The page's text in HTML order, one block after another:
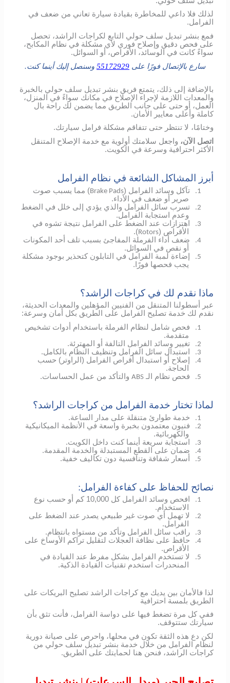
لذلك فلا داعي للمخاطرة بقيادة سيارة تعاني من ضعف في
الفرامل.
فمع بنشر تبديل سلف حولي التابع لكراجات الراشد، تحصل
على فحص دقيق وإصلاح فوري لأي مشكلة في نظام المكابح،
سواءً كانت في الوسائد، الأقراص، أو السوائل.
سارع بالإتصال فورًا على 55172929 وسنصل إليك أينما كنت.
بالإضافة إلى ذلك، يتمتع فريق بنشر تبديل سلف حولي بالخبرة
والمعدات اللازمة لإجراء الإصلاح في مكانك سواءً في المنزل،
العمل، أو حتى على جانب الطريق مما يضمن لك راحة بال
كاملة وأعلى معايير الأمان.
وختامًا، لا تنتظر حتى تتفاقم مشكلة فرامل سيارتك.
اتصل الآن، واجعل سلامتك أولوية مع خدمة الإصلاح المتنقل
الأكثر احترافية وسرعة في الكويت.
أبرز المشاكل الشائعة في نظام الفرامل
1. تآكل وسائد الفرامل (Brake Pads) مما يسبب صوت
صرير أو ضعف في الأداء.
2.
تسرب سائل الفرامل والذي يؤدي إلى خلل في الضغط
وعدم استجابة الفرامل.
3.
اهتزازات عند الضغط على الفرامل نتيجة تشوه في
الأقراص (Rotors
).
4.
ضعف أداء الفرملة المفاجئ بسبب تلف أحد المكونات
أو نقص في السوائل.
5.
إضاءة لمبة الفرامل في التابلون كتحذير بوجود مشكلة
يجب فحصها فورًا.
ماذا نقدم لك في كراجات الراشد؟
عبر أسطولنا المتنقل من الفنيين المؤهلين والمعدات الحديثة،
نقدم لك خدمة تصليح الفرامل على الطريق بكل أمان وسرعة:
1.
فحص شامل لنظام الفرملة باستخدام أدوات تشخيص
متقدمة.
2. تغيير وسائد الفرامل التالفة أو المهترئة.
3. استبدال سائل الفرامل وتنظيف النظام بالكامل.
4.
إصلاح أو استبدال أقراص الفرامل (الراوتر) حسب
الحاجة.
5. فحص نظام الـABS والتأكد من عمل الحساسات.
لماذا تختار خدمة الفرامل من كراجات الراشد؟
1. خدمة طوارئ متنقلة على مدار الساعة.
2.
فنيون معتمدون بخبرة واسعة في الأنظمة الميكانيكية
والكهربائية.
3. استجابة سريعة أينما كنت داخل الكويت.
4. ضمان على القطع المستبدلة والخدمة المقدمة.
5. أسعار شفافة وتنافسية دون تكاليف خفية.
نصائح للحفاظ على كفاءة الفرامل:
1.
افحص وسائد الفرامل كل 10,000 كم أو حسب نوع
الاستخدام.
2.
لا تهمل أي صوت غير طبيعي يصدر عند الضغط على
الفرامل.
3. راقب سائل الفرامل وتأكد من مستواه بانتظام.
4.
حافظ على نظافة العجلات لتقليل تراكم الأوساخ على
الأقراص.
5.
لا تستخدم الفرامل بشكل مفرط عند القيادة في
المنحدرات استخدم تقنيات القيادة الذكية.
لذا فالأمان بين يديك مع كراجات الراشد تصليح البريكات على
الطريق بلمسة احترافية
ففي كل مرة تضغط فيها على دواسة الفرامل، فأنت تثق بأن
سيارتك ستتوقف.
لكن دع هذه الثقة تكون في محلها، واحرص على صيانة دورية
لنظام الفرامل من خلال خدمة بنشر تبديل سلف حولي من
كراجات الراشد، فنحن هنا لحمايتك على الطريق.